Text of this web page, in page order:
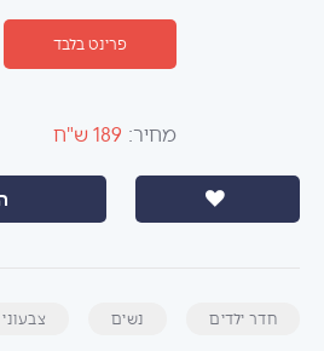
פרינט בלבד
מחיר: 189 ש"ח
חדר ילדים נשים צבעוני